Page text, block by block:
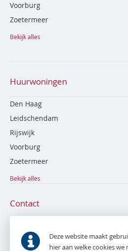
Voorburg
Zoetermeer
Bekijk alles
Huurwoningen
Den Haag
Leidschendam
Rijswijk
Voorburg
Zoetermeer
Bekijk alles
Contact
Parkweg 53
2271 AEVoorburg
Deze website maakt
hier aan welke cookies we